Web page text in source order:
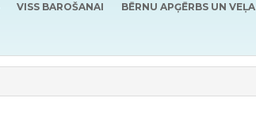
VISS BAROŠANAI BĒRNU APĢĒRBS UN VEĻA